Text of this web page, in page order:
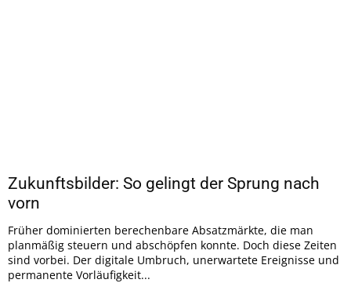
Zukunftsbilder: So gelingt der Sprung nach
vorn
Früher dominierten berechenbare Absatzmärkte, die man
planmäßig steuern und abschöpfen konnte. Doch diese Zeiten
sind vorbei. Der digitale Umbruch, unerwartete Ereignisse und
permanente Vorläufigkeit...